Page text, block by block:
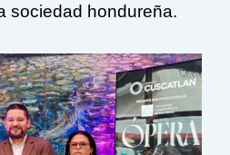
sociedad hondureña.